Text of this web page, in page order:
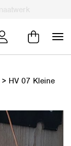
> HV 07 Kleine